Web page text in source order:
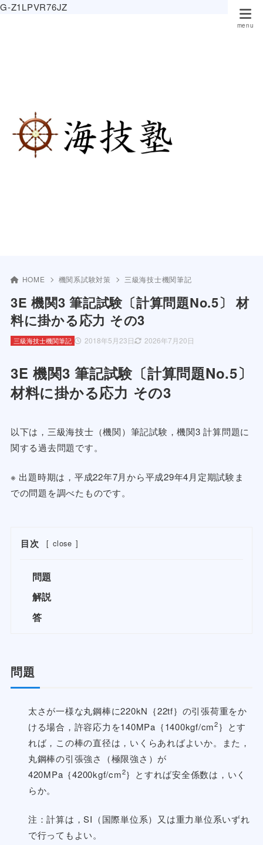
G-Z1LPVR76JZ
HOME 機関系試験対策 三級海技士機関筆記
3E 機関3 筆記試験〔計算問題No.5〕 材
料に掛かる応力 その3
2018年5月23日 2026年7月20日
三級海技士機関筆記
3E 機関3 筆記試験〔計算問題No.5〕
材料に掛かる応力 その3
以下は，三級海技士（機関）筆記試験，機関3 計算問題に
関する過去問題です。
※ 出題時期は，平成22年7月から平成29年4月定期試験ま
での問題を調べたものです。
目次 [ close ]
問題
解説
答
問題
太さが一様な丸鋼棒に220kN｛22tf｝の引張荷重をか
ける場合，許容応力を140MPa｛1400kgf/cm2｝とす
れば，この棒の直径は，いくらあればよいか。また，
丸鋼棒の引張強さ（極限強さ）が
420MPa｛4200kgf/cm2｝とすれば安全係数は，いく
らか。
注：計算は，SI（国際単位系）又は重力単位系いずれ
で行ってもよい。